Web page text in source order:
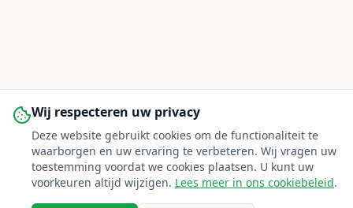
Wij respecteren uw privacy
Deze website gebruikt cookies om de functionaliteit te
waarborgen en uw ervaring te verbeteren. Wij vragen uw
toestemming voordat we cookies plaatsen. U kunt uw
voorkeuren altijd wijzigen. Lees meer in ons cookiebeleid.